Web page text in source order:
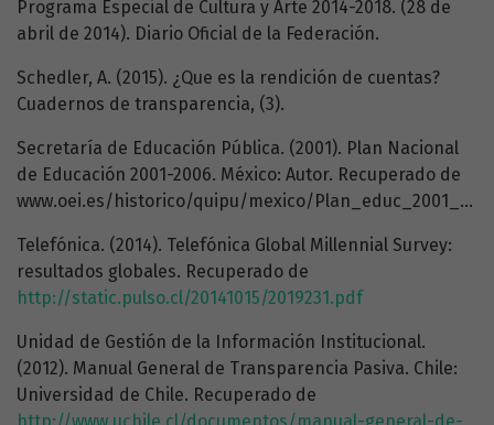
Programa Especial de Cultura y Arte 2014-2018. (28 de
abril de 2014). Diario Oficial de la Federación.
Schedler, A. (2015). ¿Que es la rendición de cuentas?
Cuadernos de transparencia, (3).
Secretaría de Educación Pública. (2001). Plan Nacional
de Educación 2001-2006. México: Autor. Recuperado de
www.oei.es/historico/quipu/mexico/Plan_educ_2001_2006.pdf
Telefónica. (2014). Telefónica Global Millennial Survey:
resultados globales. Recuperado de
http://static.pulso.cl/20141015/2019231.pdf
Unidad de Gestión de la Información Institucional.
(2012). Manual General de Transparencia Pasiva. Chile:
Universidad de Chile. Recuperado de